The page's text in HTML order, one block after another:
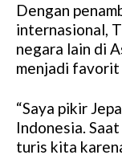
Dengan
internasional,
negara lain di
menjadi
“Saya pikir
Indonesia.
turis kita